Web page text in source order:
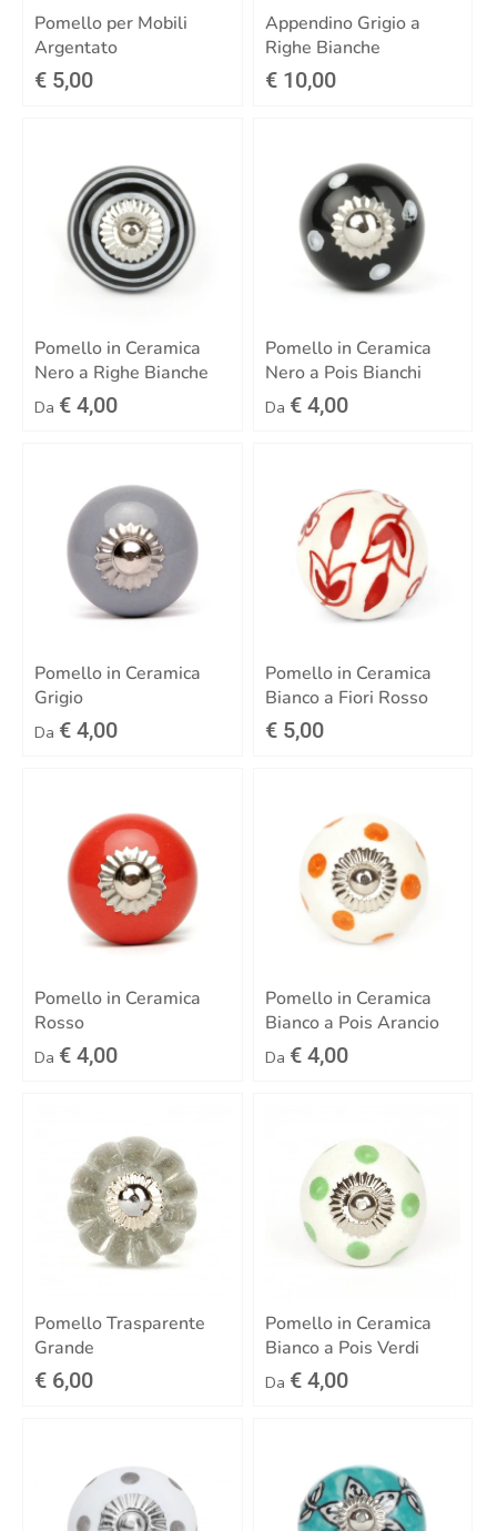
Pomello per Mobili
Argentato
€ 5,00
Appendino Grigio a
Righe Bianche
€ 10,00
Pomello in Ceramica
Nero a Righe Bianche
Da € 4,00
Pomello in Ceramica
Nero a Pois Bianchi
Da € 4,00
Pomello in Ceramica
Grigio
Da € 4,00
Pomello in Ceramica
Bianco a Fiori Rosso
€ 5,00
Pomello in Ceramica
Rosso
Da € 4,00
Pomello in Ceramica
Bianco a Pois Arancio
Da € 4,00
Pomello Trasparente
Grande
€ 6,00
Pomello in Ceramica
Bianco a Pois Verdi
Da € 4,00